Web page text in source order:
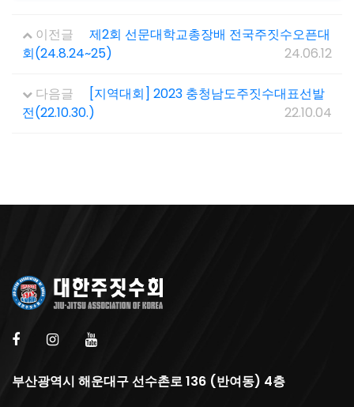
이전글
제2회 선문대학교총장배 전국주짓수오픈대
회(24.8.24~25)
24.06.12
다음글
[지역대회] 2023 충청남도주짓수대표선발
전(22.10.30.)
22.10.04
부산광역시 해운대구 선수촌로 136 (반여동) 4층